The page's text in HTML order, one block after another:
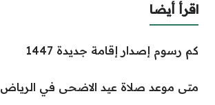
اقرأ أيضا
كم رسوم إصدار إقامة جديدة 1447
متى موعد صلاة عيد الاضحى في الرياض 2025- 1446